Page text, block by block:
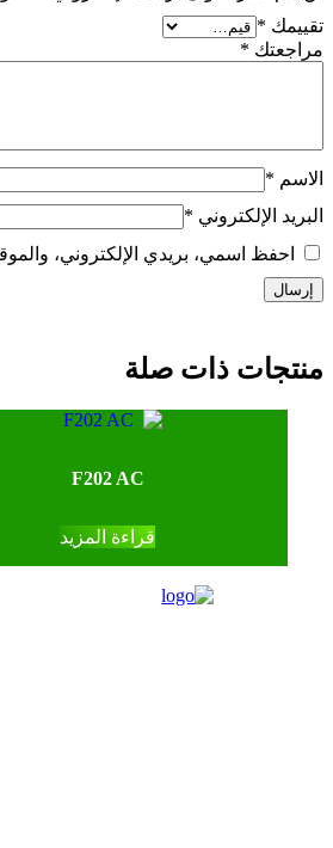
تقييمك *
مراجعتك *
الاسم *
البريد الإلكتروني *
احفظ اسمي، بريدي الإلكتروني،
منتجات ذات صلة
F202 AC
قراءة المزيد